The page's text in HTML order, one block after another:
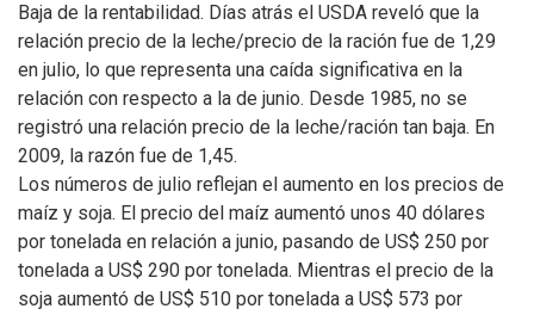
Baja de la rentabilidad. Días atrás el USDA reveló que la
relación precio de la leche/precio de la ración fue de 1,29
en julio, lo que representa una caída significativa en la
relación con respecto a la de junio. Desde 1985, no se
registró una relación precio de la leche/ración tan baja. En
2009, la razón fue de 1,45.
Los números de julio reflejan el aumento en los precios de
maíz y soja. El precio del maíz aumentó unos 40 dólares
por tonelada en relación a junio, pasando de US$ 250 por
tonelada a US$ 290 por tonelada. Mientras el precio de la
soja aumentó de US$ 510 por tonelada a US$ 573 por